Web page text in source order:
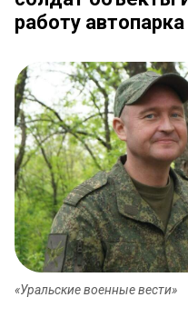
работу
«Уральские военные вести»